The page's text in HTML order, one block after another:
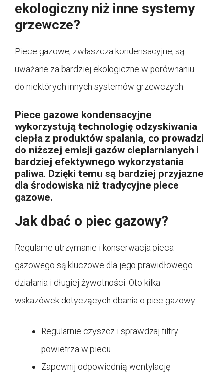
ekologiczny niż inne systemy
grzewcze?
Piece gazowe, zwłaszcza kondensacyjne, są
uważane za bardziej ekologiczne w porównaniu
do niektórych innych systemów grzewczych.
Piece gazowe kondensacyjne
wykorzystują technologię odzyskiwania
ciepła z produktów spalania, co prowadzi
do niższej emisji gazów cieplarnianych i
bardziej efektywnego wykorzystania
paliwa. Dzięki temu są bardziej przyjazne
dla środowiska niż tradycyjne piece
gazowe.
Jak dbać o piec gazowy?
Regularne utrzymanie i konserwacja pieca
gazowego są kluczowe dla jego prawidłowego
działania i długiej żywotności. Oto kilka
wskazówek dotyczących dbania o piec gazowy:
Regularnie czyszcz i sprawdzaj filtry
powietrza w piecu.
Zapewnij odpowiednią wentylację